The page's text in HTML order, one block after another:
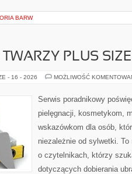
BARW
PLUS SIZE
- 16 - 2026 MOŻLIWOŚĆ
Serwis poradnikowy
pielęgnacji, kosmetykom,
wskazówkom dla osób,
niezależnie od sylwetki.
o czytelnikach, którzy
dotyczących dobierania